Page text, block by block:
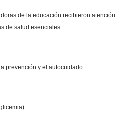
de la educación recibieron atención
de salud esenciales:
prevención y el autocuidado.